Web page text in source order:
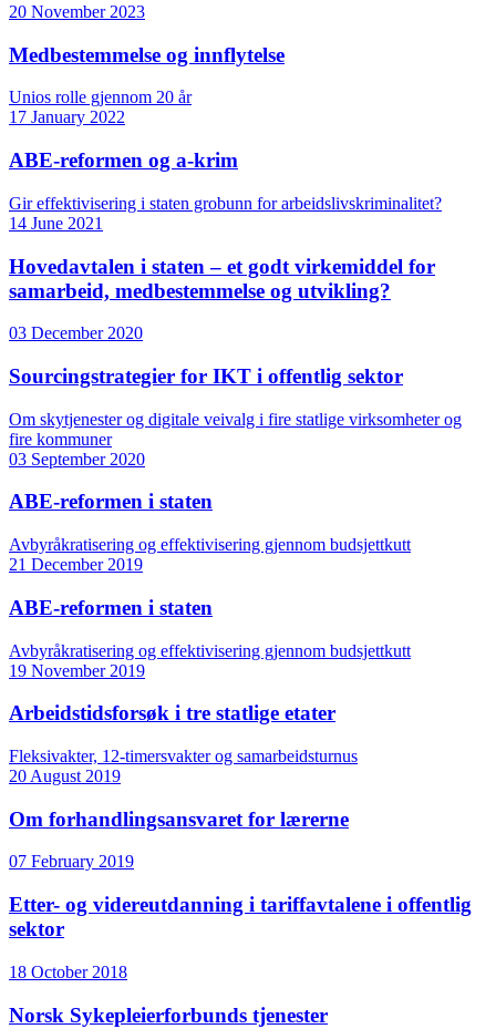
20 November 2023
Medbestemmelse og innflytelse
Unios rolle gjennom 20 år
17 January 2022
ABE-reformen og a-krim
Gir effektivisering i staten grobunn for arbeidslivskriminalitet?
14 June 2021
Hovedavtalen i staten – et godt virkemiddel for
samarbeid, medbestemmelse og utvikling?
03 December 2020
Sourcingstrategier for IKT i offentlig sektor
Om skytjenester og digitale veivalg i fire statlige virksomheter og
fire kommuner
03 September 2020
ABE-reformen i staten
Avbyråkratisering og effektivisering gjennom budsjettkutt
21 December 2019
ABE-reformen i staten
Avbyråkratisering og effektivisering gjennom budsjettkutt
19 November 2019
Arbeidstidsforsøk i tre statlige etater
Fleksivakter, 12-timersvakter og samarbeidsturnus
20 August 2019
Om forhandlingsansvaret for lærerne
07 February 2019
Etter- og videreutdanning i tariffavtalene i offentlig
sektor
18 October 2018
Norsk Sykepleierforbunds tjenester